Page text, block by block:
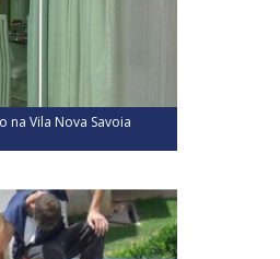
na Vila Nova Savoia